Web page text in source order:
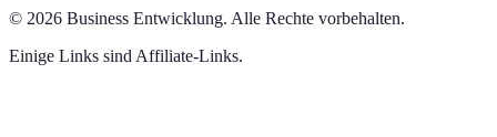
© 2026 Business Entwicklung. Alle Rechte vorbehalten.
Einige Links sind Affiliate-Links.